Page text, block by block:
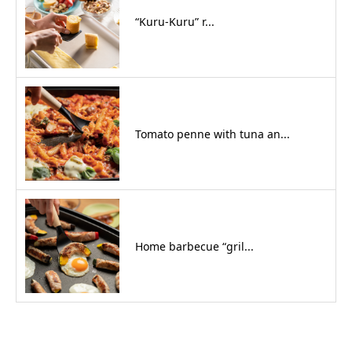
“Kuru-Kuru” r...
Tomato penne with tuna an...
Home barbecue “gril...